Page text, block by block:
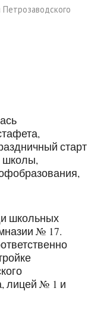
старт
школы,
школьных
№ 17.
лицей № 1 и